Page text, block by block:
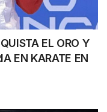
EL ORO Y
EN KARATE EN